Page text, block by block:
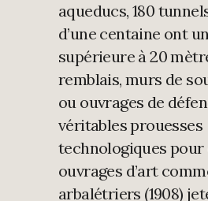
aqueducs, 180
d’une centaine ont
supérieure à 20
remblais, murs de
ou ouvrages de
véritables prouesses
technologiques
ouvrages d’art
arbalétriers (1908)